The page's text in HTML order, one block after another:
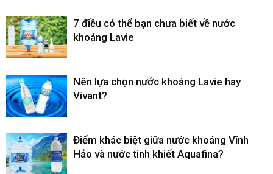
7 điều có thể bạn chưa biết về nước
khoáng Lavie
Nên lựa chọn nước khoáng Lavie hay
Vivant?
Điểm khác biệt giữa nước khoáng Vĩnh
Hảo và nước tinh khiết Aquafina?